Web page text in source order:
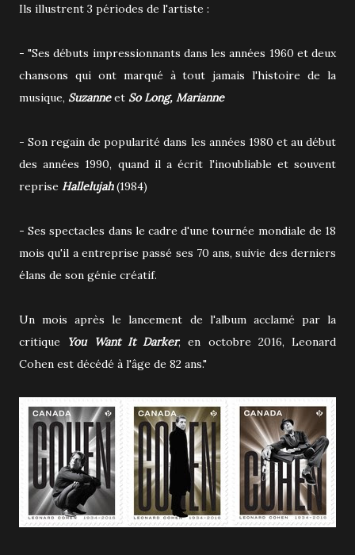
Ils illustrent 3 périodes de l'artiste :
- "Ses débuts impressionnants dans les années 1960 et deux
chansons qui ont marqué à tout jamais l'histoire de la
musique, Suzanne et So Long, Marianne
- Son regain de popularité dans les années 1980 et au début
des années 1990, quand il a écrit l'inoubliable et souvent
reprise Hallelujah(1984)
- Ses spectacles dans le cadre d'une tournée mondiale de 18
mois qu'il a entreprise passé ses 70 ans, suivie des derniers
élans de son génie créatif.
Un mois après le lancement de l'album acclamé par la
critique You Want It Darker, en octobre 2016, Leonard
Cohen est décédé à l'âge de 82 ans."